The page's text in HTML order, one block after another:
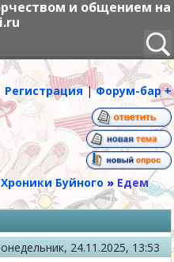
и общением на
Регистрация|Форум-бар +
Хроники Буйного » Едем
24.11.2025, 13:53